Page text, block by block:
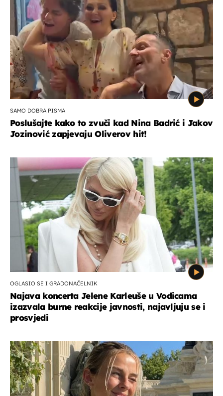
SAMO DOBRA PISMA
Poslušajte kako to zvuči kad Nina Badrić i Jakov
Jozinović zapjevaju Oliverov hit!
OGLASIO SE I GRADONAČELNIK
Najava koncerta Jelene Karleuše u Vodicama
izazvala burne reakcije javnosti, najavljuju se i
prosvjedi